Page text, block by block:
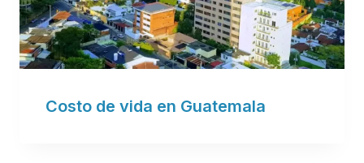
Costo de vida en Guatemala